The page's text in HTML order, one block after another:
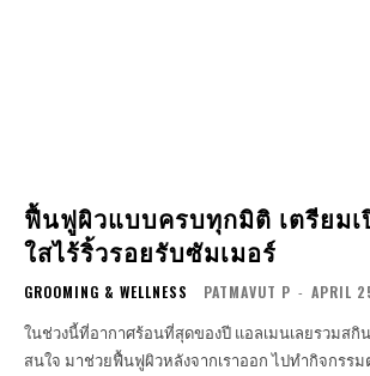
ฟื้นฟูผิวแบบครบทุกมิติ เตรียม
ใสไร้ริ้วรอยรับซัมเมอร์
GROOMING & WELLNESS PATMAVUT P - APRIL
ในช่วงนี้ที่อากาศร้อนที่สุดของปี แอลเมนเลยรวมสกิ
สนใจ มาช่วยฟื้นฟูผิวหลังจากเราออก ไปทำกิจกรร